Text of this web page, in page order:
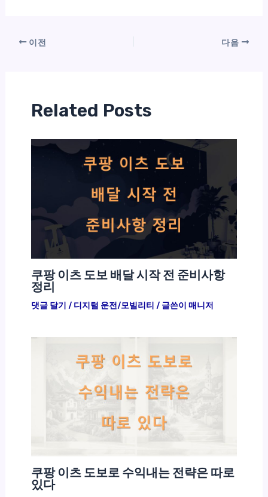
이전 다음
Related Posts
쿠팡 이츠 도보 배달 시작 전 준비사항
정리
댓글 달기 / 디지털 운전/모빌리티 / 글쓴이 매니저
쿠팡 이츠 도보로 수익내는 전략은 따로
있다